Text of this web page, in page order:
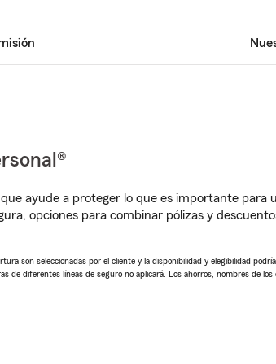
ayude a proteger lo que es importante para
opciones para combinar pólizas y
son seleccionadas por el cliente y la disponibilidad y elegibilidad
de diferentes líneas de seguro no aplicará. Los ahorros, nombres de los